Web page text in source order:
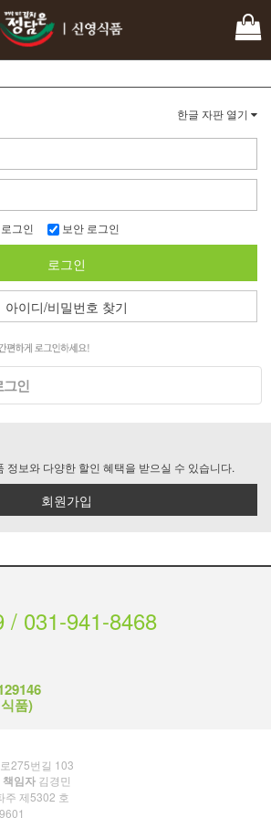
한글 자판 열기
그인 보안 로그인
로그인
아이디/비밀번호 찾기
그인
정보와 다양한 할인 혜택을 받으실 수 있습니다.
회원가입
/ 031-941-8468
품)
275번길 103
책임자 김경민
주 제5302 호